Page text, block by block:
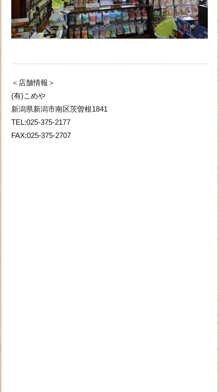
＜店舗情報＞
(有)こめや
新潟県新潟市南区茨曽根1841
TEL:025-375-2177
FAX:025-375-2707